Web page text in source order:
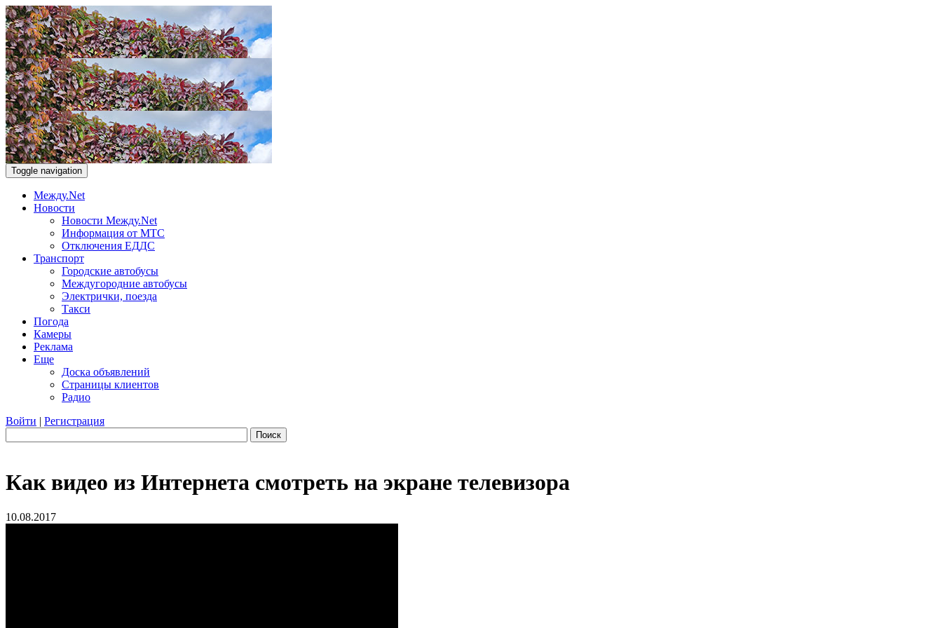
Toggle navigation
Между.Net
Новости
Новости Между.Net
Информация от МТС
Отключения ЕДДС
Транспорт
Городские автобусы
Междугородние автобусы
Электрички, поезда
Такси
Погода
Камеры
Реклама
Еще
Доска объявлений
Страницы клиентов
Радио
Войти | Регистрация
Поиск
Как видео из Интернета смотреть на экране телевизора
10.08.2017